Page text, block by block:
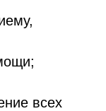
всех